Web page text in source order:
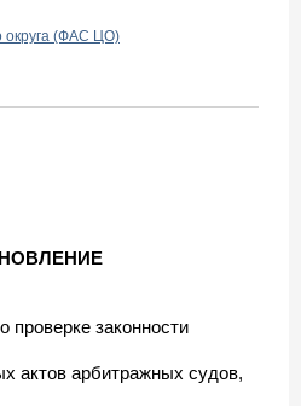
округа (ФАС ЦО)
проверке законности
актов арбитражных судов,